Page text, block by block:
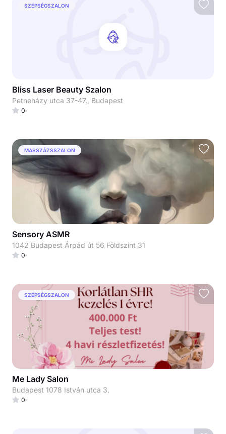
SZÉPSÉGSZALON
Bliss Laser Beauty Szalon
Petneházy utca 37-47., Budapest
0
MASSZÁZSSZALON
Sensory ASMR
1042 Budapest Árpád út 56 Földszint 31
0
SZÉPSÉGSZALON
Me Lady Salon
Budapest 1078 István utca 3.
0